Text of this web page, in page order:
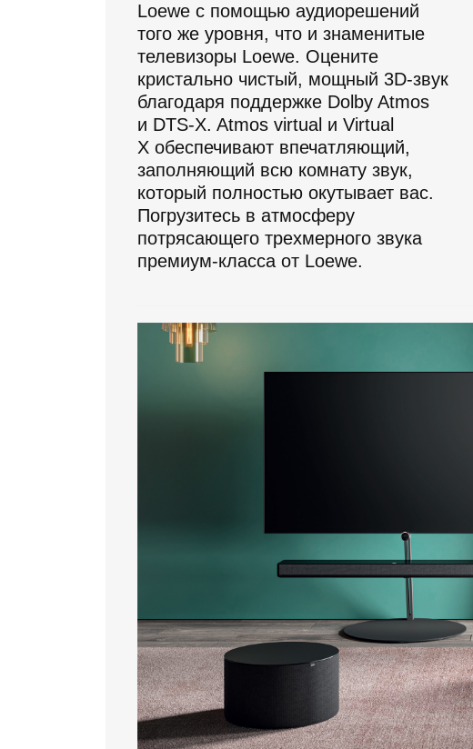
Loewe с помощью аудиорешений
того же уровня, что и знаменитые
телевизоры Loewe. Оцените
кристально чистый, мощный 3D-звук
благодаря поддержке Dolby Atmos
и DTS-X. Atmos virtual и Virtual
X обеспечивают впечатляющий,
заполняющий всю комнату звук,
который полностью окутывает вас.
Погрузитесь в атмосферу
потрясающего трехмерного звука
премиум-класса от Loewe.